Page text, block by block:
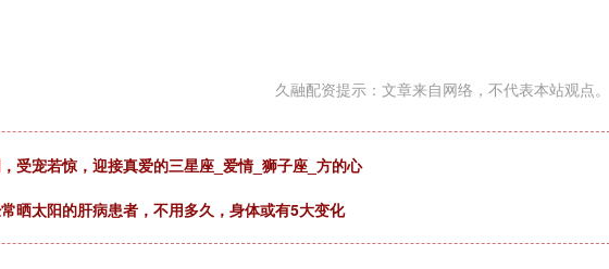
久融配资提示：文章来自网络，不代表本站观点。
受宠若惊，迎接真爱的三星座_爱情_狮子座_方的心
晒太阳的肝病患者，不用多久，身体或有5大变化